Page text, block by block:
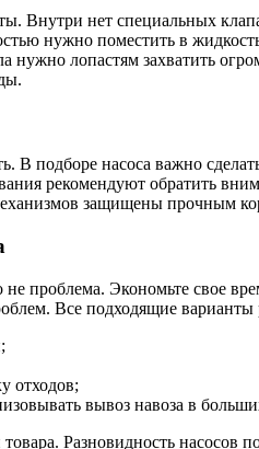
Внутри нет специальных
нужно поместить в
нужно лопастям захватить
В подборе насоса важно
рекомендуют обратить
защищены прочным
проблема. Экономьте свое
Все подходящие
отходов;
вывоз навоза в
Разновидность насосов